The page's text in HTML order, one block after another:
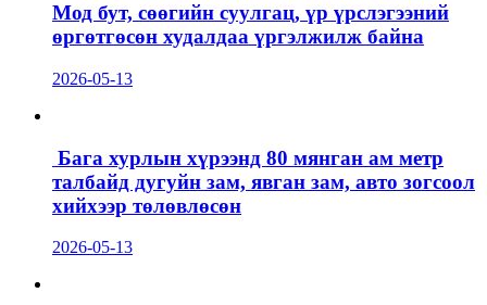
Мод бут, сөөгийн суулгац, үр үрслэгээний
өргөтгөсөн худалдаа үргэлжилж байна
2026-05-13
Бага хурлын хүрээнд 80 мянган ам метр
талбайд дугуйн зам, явган зам, авто зогсоол
хийхээр төлөвлөсөн
2026-05-13